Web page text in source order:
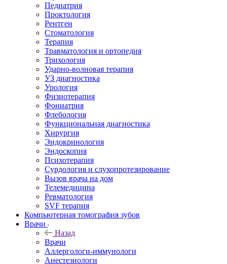
Педиатрия
Проктология
Рентген
Стоматология
Терапия
Травматология и ортопедия
Трихология
Ударно-волновая терапия
УЗ диагностика
Урология
Физиотерапия
Фониатрия
Флебология
Функциональная диагностика
Хирургия
Эндокринология
Эндоскопия
Психотерапия
Сурдология и слухопротезирование
Вызов врача на дом
Телемедицина
Ревматология
SVF терапия
Компьютерная томография зубов
Врачи
Назад
Врачи
Аллергологи-иммунологи
Анестезиологи